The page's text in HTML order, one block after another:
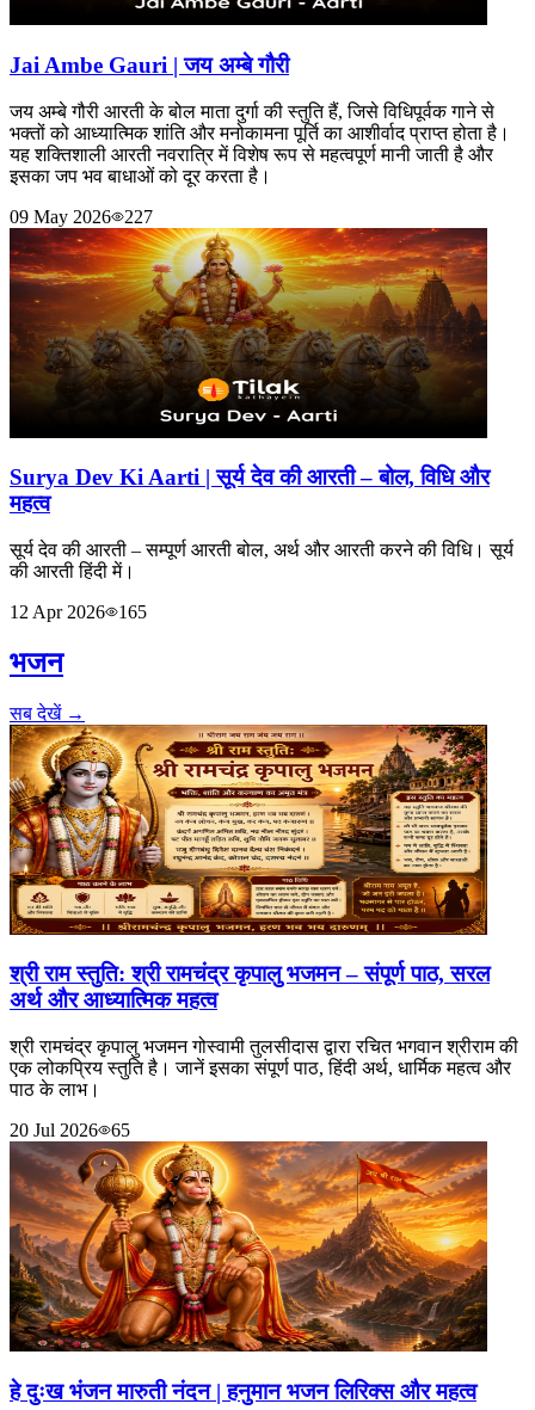
Jai Ambe Gauri | जय अम्बे गौरी
जय अम्बे गौरी आरती के बोल माता दुर्गा की स्तुति हैं, जिसे विधिपूर्वक गाने से
भक्तों को आध्यात्मिक शांति और मनोकामना पूर्ति का आशीर्वाद प्राप्त होता है।
यह शक्तिशाली आरती नवरात्रि में विशेष रूप से महत्वपूर्ण मानी जाती है और
इसका जप भव बाधाओं को दूर करता है।
09 May 2026
227
Surya Dev Ki Aarti | सूर्य देव की आरती – बोल, विधि और
महत्व
सूर्य देव की आरती – सम्पूर्ण आरती बोल, अर्थ और आरती करने की विधि। सूर्य
की आरती हिंदी में।
12 Apr 2026
165
भजन
सब देखें →
श्री राम स्तुति: श्री रामचंद्र कृपालु भजमन – संपूर्ण पाठ, सरल
अर्थ और आध्यात्मिक महत्व
श्री रामचंद्र कृपालु भजमन गोस्वामी तुलसीदास द्वारा रचित भगवान श्रीराम की
एक लोकप्रिय स्तुति है। जानें इसका संपूर्ण पाठ, हिंदी अर्थ, धार्मिक महत्व और
पाठ के लाभ।
20 Jul 2026
65
हे दुःख भंजन मारुती नंदन | हनुमान भजन लिरिक्स और महत्व